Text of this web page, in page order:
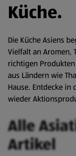
Küche.
Die Küche Asiens
Vielfalt an Aromen,
richtigen
aus Ländern wie
Hause. Entdecke in
wieder
Alle
Artikel